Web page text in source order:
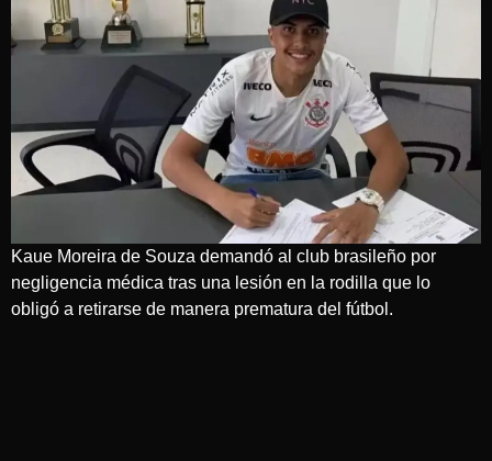
Kaue Moreira de Souza demandó al club brasileño por
negligencia médica tras una lesión en la rodilla que lo
obligó a retirarse de manera prematura del fútbol.